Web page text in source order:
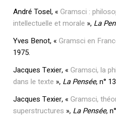
André Tosel, «Gramsci :
intellectuelle et morale », La
Yves Benot, «Gramsci en
1975.
Jacques Texier, «Gramsci, la
dans le texte », La Pensée, n°
Jacques Texier, «Gramsci,
superstructures », La Pensée,